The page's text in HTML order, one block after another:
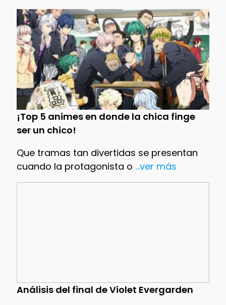
¡Top 5 animes en donde la chica finge
ser un chico!
Que tramas tan divertidas se presentan
cuando la protagonista o ...ver más
Análisis del final de Violet Evergarden